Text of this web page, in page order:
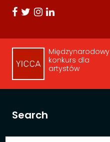
Międzynarodowy
konkurs dla
artystów
Search